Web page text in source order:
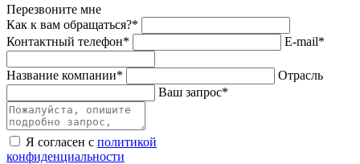
Перезвоните мне
Как к вам обращаться?*
Контактный телефон*
E-mail*
Название компании*
Отрасль
Ваш запрос*
Я согласен с политикой
конфиденциальности